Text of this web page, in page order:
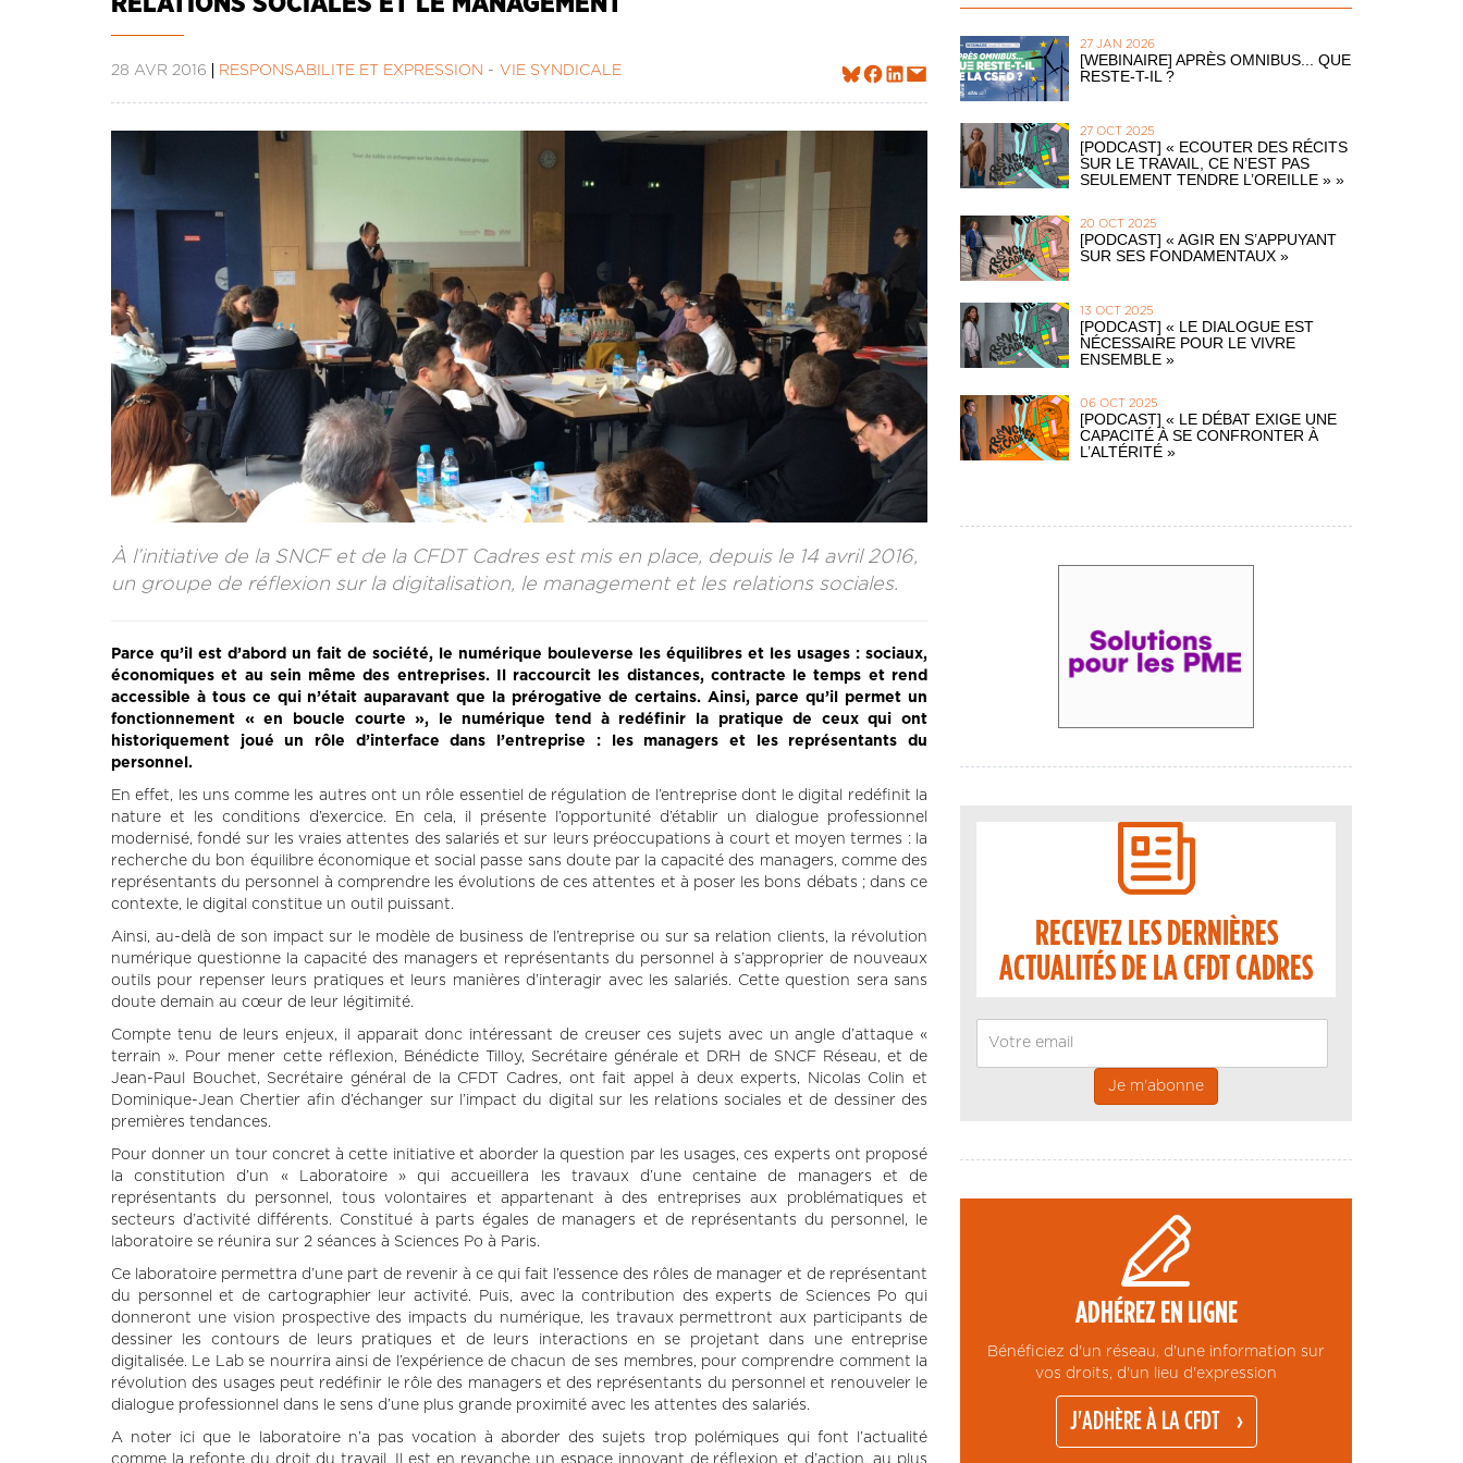
28 AVR 2016 RESPONSABILITÉ ET EXPRESSION VIE SYNDICALE
À l’initiative de la SNCF et de la CFDT Cadres est mis en place, depuis le 14 avril 2016,
un groupe de réflexion sur la digitalisation, le management et les relations sociales.
Parce qu’il est d’abord un fait de société, le numérique bouleverse les équilibres et les usages : sociaux,
économiques et au sein même des entreprises. Il raccourcit les distances, contracte le temps et rend
accessible à tous ce qui n’était auparavant que la prérogative de certains. Ainsi, parce qu’il permet un
fonctionnement « en boucle courte », le numérique tend à redéfinir la pratique de ceux qui ont
historiquement joué un rôle d’interface dans l’entreprise : les managers et les représentants du
personnel.
En effet, les uns comme les autres ont un rôle essentiel de régulation de l’entreprise dont le digital redéfinit la
nature et les conditions d’exercice. En cela, il présente l’opportunité d’établir un dialogue professionnel
modernisé, fondé sur les vraies attentes des salariés et sur leurs préoccupations à court et moyen termes : la
recherche du bon équilibre économique et social passe sans doute par la capacité des managers, comme des
représentants du personnel à comprendre les évolutions de ces attentes et à poser les bons débats ; dans ce
contexte, le digital constitue un outil puissant.
Ainsi, au-delà de son impact sur le modèle de business de l’entreprise ou sur sa relation clients, la révolution
numérique questionne la capacité des managers et représentants du personnel à s’approprier de nouveaux
outils pour repenser leurs pratiques et leurs manières d’interagir avec les salariés. Cette question sera sans
doute demain au cœur de leur légitimité.
Compte tenu de leurs enjeux, il apparait donc intéressant de creuser ces sujets avec un angle d’attaque «
terrain ». Pour mener cette réflexion, Bénédicte Tilloy, Secrétaire générale et DRH de SNCF Réseau, et de
Jean-Paul Bouchet, Secrétaire général de la CFDT Cadres, ont fait appel à deux experts, Nicolas Colin et
Dominique-Jean Chertier afin d’échanger sur l’impact du digital sur les relations sociales et de dessiner des
premières tendances.
Pour donner un tour concret à cette initiative et aborder la question par les usages, ces experts ont proposé
la constitution d’un « Laboratoire » qui accueillera les travaux d’une centaine de managers et de
représentants du personnel, tous volontaires et appartenant à des entreprises aux problématiques et
secteurs d’activité différents. Constitué à parts égales de managers et de représentants du personnel, le
laboratoire se réunira sur 2 séances à Sciences Po à Paris.
Ce laboratoire permettra d’une part de revenir à ce qui fait l’essence des rôles de manager et de représentant
du personnel et de cartographier leur activité. Puis, avec la contribution des experts de Sciences Po qui
donneront une vision prospective des impacts du numérique, les travaux permettront aux participants de
dessiner les contours de leurs pratiques et de leurs interactions en se projetant dans une entreprise
digitalisée. Le Lab se nourrira ainsi de l’expérience de chacun de ses membres, pour comprendre comment la
révolution des usages peut redéfinir le rôle des managers et des représentants du personnel et renouveler le
dialogue professionnel dans le sens d’une plus grande proximité avec les attentes des salariés.
A noter ici que le laboratoire n’a pas vocation à aborder des sujets trop polémiques qui font l’actualité
comme la refonte du droit du travail. Il est en revanche un espace innovant de réflexion et d’action, au plus
27 JAN 2026
[WEBINAIRE] APRÈS OMNIBUS... QUE
RESTE-T-IL ?
27 OCT 2025
[PODCAST] « ECOUTER DES RÉCITS
SUR LE TRAVAIL, CE N’EST PAS
SEULEMENT TENDRE L’OREILLE » »
20 OCT 2025
[PODCAST] « AGIR EN S’APPUYANT
SUR SES FONDAMENTAUX »
13 OCT 2025
[PODCAST] « LE DIALOGUE EST
NÉCESSAIRE POUR LE VIVRE
ENSEMBLE »
06 OCT 2025
[PODCAST] « LE DÉBAT EXIGE UNE
CAPACITÉ À SE CONFRONTER À
L’ALTÉRITÉ »
RECEVEZ LES DERNIÈRES
ACTUALITÉS DE LA CFDT CADRES
ADHÉREZ EN LIGNE
Bénéficiez d'un réseau, d'une information sur
vos droits, d'un lieu d'expression
J'ADHÈRE À LA CFDT